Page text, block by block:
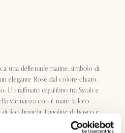
una delle ninfe marine, simbolo di
elegante Rosé dal colore chiaro,
Un raffinato equilibrio tra Syrah e
vicinanza con il mare la loro
di fiori bianchi, fragoline di bosco e
una struttura delicata con punte di